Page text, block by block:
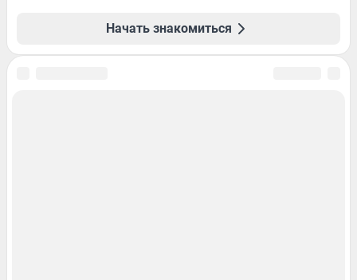
Начать знакомиться